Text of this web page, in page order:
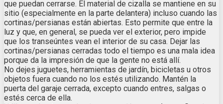
que puedan cerrarse. El material de cizalla se mantiene en su
sitio (especialmente en la parte delantera) incluso cuando las
cortinas/persianas están abiertas. Esto permite que entre la
luz y que, en general, se pueda ver el exterior, pero impide
que los transeúntes vean el interior de su casa. Dejar las
cortinas/persianas cerradas todo el tiempo es una mala idea
porque da la impresión de que la gente no está allí.
No dejes juguetes, herramientas de jardín, bicicletas u otros
objetos fuera cuando no los estés utilizando. Mantén la
puerta del garaje cerrada, excepto cuando entres, salgas o
estés cerca de ella.